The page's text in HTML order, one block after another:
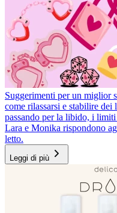
Suggerimenti per un miglior
come rilassarsi e stabilire dei
passando per la libido, i
Lara e Monika rispondono
letto.
Leggi di più